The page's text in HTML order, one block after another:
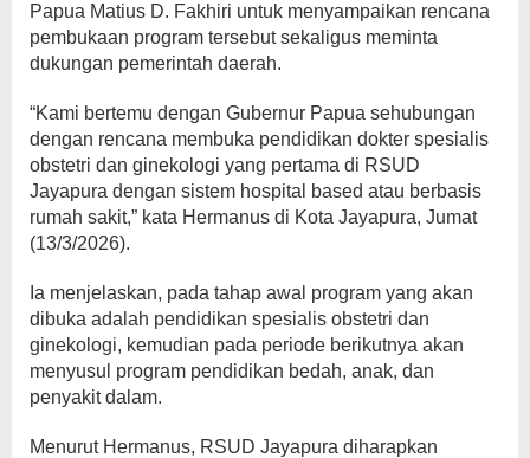
Papua Matius D. Fakhiri untuk menyampaikan rencana
pembukaan program tersebut sekaligus meminta
dukungan pemerintah daerah.
“Kami bertemu dengan Gubernur Papua sehubungan
dengan rencana membuka pendidikan dokter spesialis
obstetri dan ginekologi yang pertama di RSUD
Jayapura dengan sistem hospital based atau berbasis
rumah sakit,” kata Hermanus di Kota Jayapura, Jumat
(13/3/2026).
Ia menjelaskan, pada tahap awal program yang akan
dibuka adalah pendidikan spesialis obstetri dan
ginekologi, kemudian pada periode berikutnya akan
menyusul program pendidikan bedah, anak, dan
penyakit dalam.
Menurut Hermanus, RSUD Jayapura diharapkan